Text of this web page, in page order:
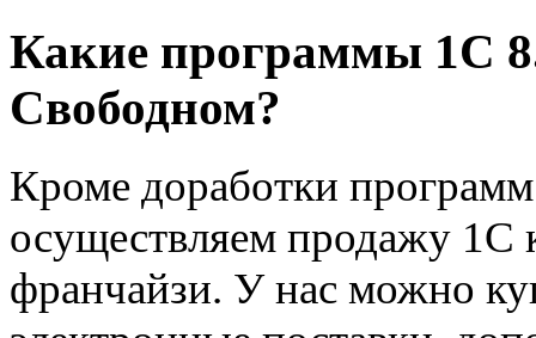
Какие программы 1С
Свободном?
Кроме доработки
осуществляем продажу 1С
франчайзи. У нас можно